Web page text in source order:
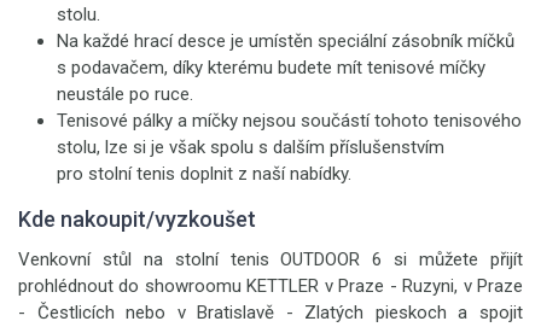
stolu.
Na každé hrací desce je umístěn speciální zásobník míčků
s podavačem, díky kterému budete mít tenisové míčky
neustále po ruce.
Tenisové pálky a míčky nejsou součástí tohoto tenisového
stolu, lze si je však spolu s dalším příslušenstvím
pro stolní tenis doplnit z naší nabídky.
Kde nakoupit/vyzkoušet
Venkovní stůl na stolní tenis OUTDOOR 6 si můžete přijít
prohlédnout do showroomu KETTLER v Praze - Ruzyni, v Praze
- Čestlicích nebo v Bratislavě - Zlatých pieskoch a spojit